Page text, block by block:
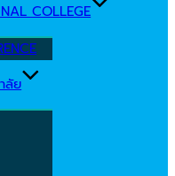
COLLEGE
ลัย